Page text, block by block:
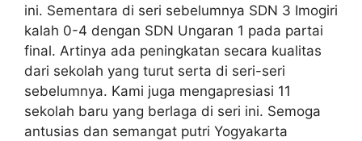
ini. Sementara di seri sebelumnya SDN 3 Imogiri
kalah 0-4 dengan SDN Ungaran 1 pada partai
final. Artinya ada peningkatan secara kualitas
dari sekolah yang turut serta di seri-seri
sebelumnya. Kami juga mengapresiasi 11
sekolah baru yang berlaga di seri ini. Semoga
antusias dan semangat putri Yogyakarta